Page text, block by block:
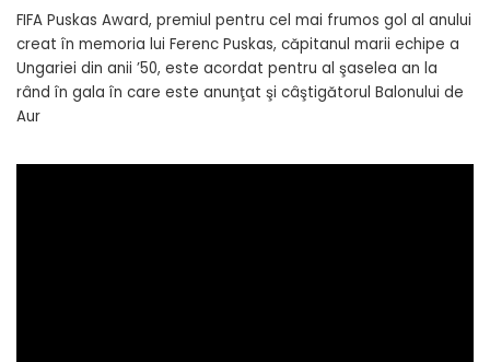
FIFA Puskas Award, premiul pentru cel mai frumos gol al anului
creat în memoria lui Ferenc Puskas, căpitanul marii echipe a
Ungariei din anii ’50, este acordat pentru al şaselea an la
rând în gala în care este anunţat şi câştigătorul Balonului de
Aur